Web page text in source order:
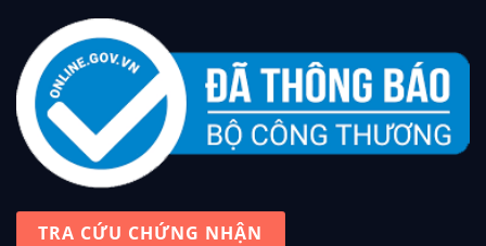
TRA CỨU CHỨNG NHẬN